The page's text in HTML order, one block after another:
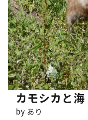
カモシカと海
by あり